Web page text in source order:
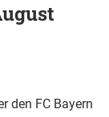
den FC Bayern